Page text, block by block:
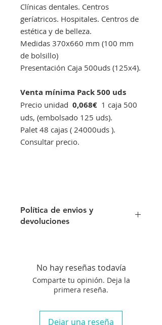
Clínicas dentales. Centros
geríatricos. Hospitales. Centros de
estética y de belleza.
Medidas 370x660 mm (100 mm
de bolsillo)
Presentación Caja 500uds (125x4).
Venta mínima Pack 500 uds
Precio unidad 0,068€ 1 caja 500
uds, (embolsado 125 uds).
Palet 48 cajas ( 24000uds ).
Consultar precio.
Política de envios y
devoluciones
concepto de transporte.
Si no queda satisfecho con su
compra aceptamos su devolución
No hay reseñas todavía
Comparte tu opinión. Deja la
primera reseña.
Dejar una reseña